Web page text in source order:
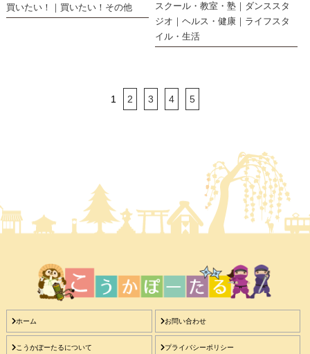
買いたい！ 買いたい！その他 スクール・教室・塾
ダンススタ
ジオ
ヘルス・健康
ライフスタ
イル・生活
1 2 3 4 5
ホーム お問い合わせ
こうかぽーたるについて プライバシーポリシー